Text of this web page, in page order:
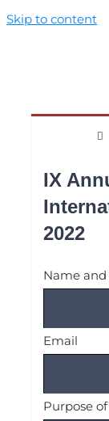
Skip to content
IX
2022
Name
Email
Purpose